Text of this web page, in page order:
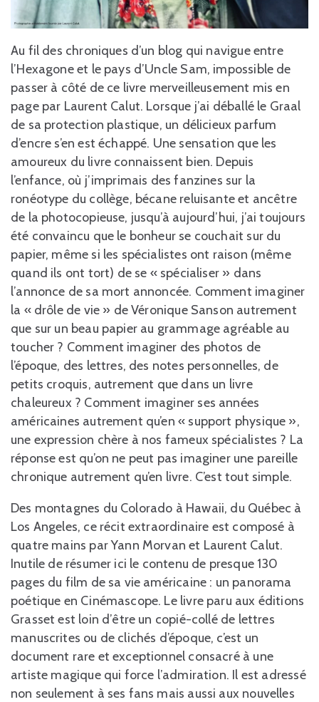
Au fil des chroniques d’un blog qui navigue entre
l’Hexagone et le pays d’Uncle Sam, impossible de
passer à côté de ce livre merveilleusement mis en
page par Laurent Calut. Lorsque j’ai déballé le Graal
de sa protection plastique, un délicieux parfum
d’encre s’en est échappé. Une sensation que les
amoureux du livre connaissent bien. Depuis
l’enfance, où j’imprimais des fanzines sur la
ronéotype du collège, bécane reluisante et ancêtre
de la photocopieuse, jusqu’à aujourd’hui, j’ai toujours
été convaincu que le bonheur se couchait sur du
papier, même si les spécialistes ont raison (même
quand ils ont tort) de se « spécialiser » dans
l’annonce de sa mort annoncée. Comment imaginer
la « drôle de vie » de Véronique Sanson autrement
que sur un beau papier au grammage agréable au
toucher ? Comment imaginer des photos de
l’époque, des lettres, des notes personnelles, de
petits croquis, autrement que dans un livre
chaleureux ? Comment imaginer ses années
américaines autrement qu’en « support physique »,
une expression chère à nos fameux spécialistes ? La
réponse est qu’on ne peut pas imaginer une pareille
chronique autrement qu’en livre. C’est tout simple.
Des montagnes du Colorado à Hawaii, du Québec à
Los Angeles, ce récit extraordinaire est composé à
quatre mains par Yann Morvan et Laurent Calut.
Inutile de résumer ici le contenu de presque 130
pages du film de sa vie américaine : un panorama
poétique en Cinémascope. Le livre paru aux éditions
Grasset est loin d’être un copié-collé de lettres
manuscrites ou de clichés d’époque, c’est un
document rare et exceptionnel consacré à une
artiste magique qui force l’admiration. Il est adressé
non seulement à ses fans mais aussi aux nouvelles